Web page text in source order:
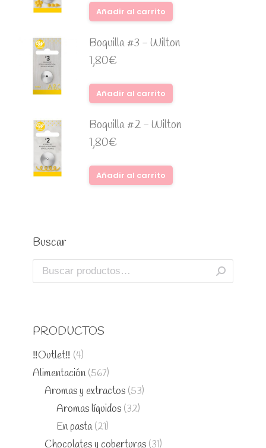
Añadir al carrito
Boquilla #3 - Wilton
1,80€
Añadir al carrito
Boquilla #2 - Wilton
1,80€
Añadir al carrito
Buscar
PRODUCTOS
‼️Outlet‼️ (4)
Alimentación (567)
Aromas y extractos (53)
Aromas líquidos (32)
En pasta (21)
Chocolates y coberturas (31)